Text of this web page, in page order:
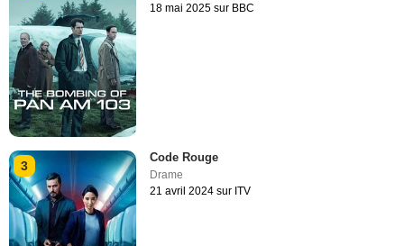
18 mai 2025 sur BBC
3
Code Rouge
Drame
21 avril 2024 sur ITV